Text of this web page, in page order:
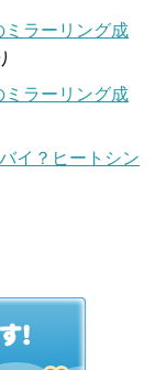
ラーリング成
ラーリング成
イ？ヒートシン